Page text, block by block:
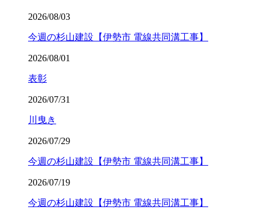
2026/08/03
今週の杉山建設【伊勢市 電線共同溝工事】
2026/08/01
表彰
2026/07/31
川曳き
2026/07/29
今週の杉山建設【伊勢市 電線共同溝工事】
2026/07/19
今週の杉山建設【伊勢市 電線共同溝工事】